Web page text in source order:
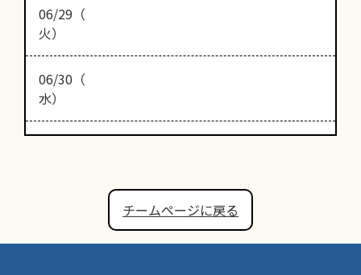
06/29（
火）
06/30（
水）
チームページに戻る